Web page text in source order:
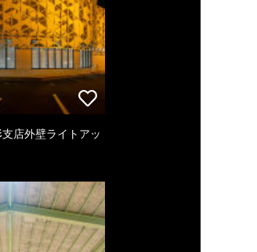
店外壁ライトアッ